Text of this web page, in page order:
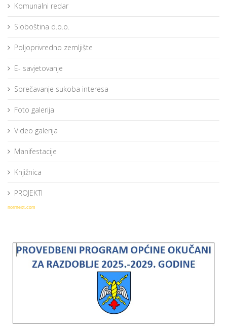
Komunalni redar
Sloboština d.o.o.
Poljoprivredno zemljište
E- savjetovanje
Sprečavanje sukoba interesa
Foto galerija
Video galerija
Manifestacije
Knjižnica
PROJEKTI
norrnext.com